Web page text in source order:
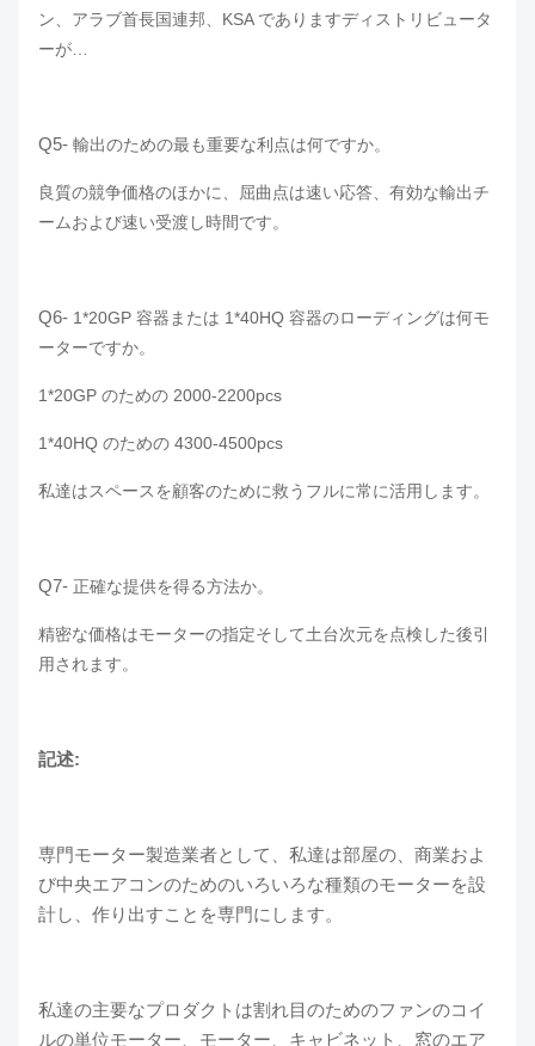
ン、アラブ首長国連邦、KSA でありますディストリビュータ
ーが…
Q5- 輸出のための最も重要な利点は何ですか。
良質の競争価格のほかに、屈曲点は速い応答、有効な輸出チ
ームおよび速い受渡し時間です。
Q6- 1*20GP 容器または 1*40HQ 容器のローディングは何モ
ーターですか。
1*20GP のための 2000-2200pcs
1*40HQ のための 4300-4500pcs
私達はスペースを顧客のために救うフルに常に活用します。
Q7- 正確な提供を得る方法か。
精密な価格はモーターの指定そして土台次元を点検した後引
用されます。
記述:
専門モーター製造業者として、私達は部屋の、商業およ
び中央エアコンのためのいろいろな種類のモーターを設
計し、作り出すことを専門にします。
私達の主要なプロダクトは割れ目のためのファンのコイ
ルの単位モーター、モーター、キャビネット、窓のエア